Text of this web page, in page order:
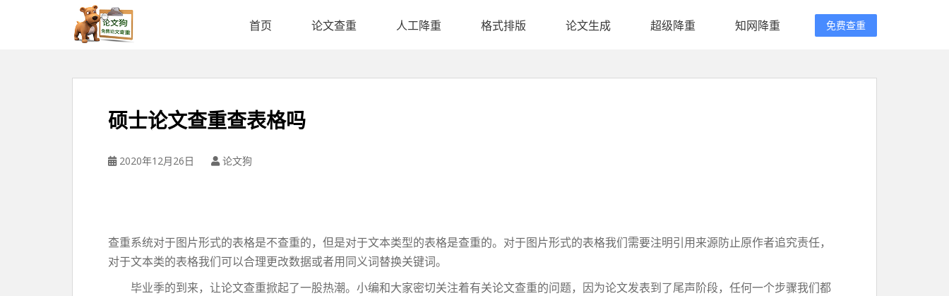
首页 论文查重 人工降重 格式排版 论文生成 超级降重 知网降重 免费查重
硕士论文查重查表格吗
2020年12月26日 论文狗
查重系统对于图片形式的表格是不查重的，但是对于文本类型的表格是查重的。对于图片形式的表格我们需要注明引用来源防止原作者追究责任，
对于文本类的表格我们可以合理更改数据或者用同义词替换关键词。
毕业季的到来，让论文查重掀起了一股热潮。小编和大家密切关注着有关论文查重的问题，因为论文发表到了尾声阶段，任何一个步骤我们都